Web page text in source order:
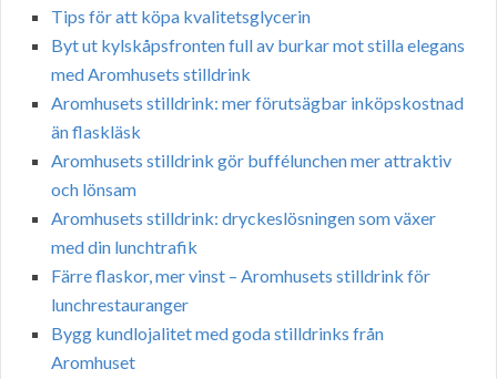
Tips för att köpa kvalitetsglycerin
Byt ut kylskåpsfronten full av burkar mot stilla elegans
med Aromhusets stilldrink
Aromhusets stilldrink: mer förutsägbar inköpskostnad
än flaskläsk
Aromhusets stilldrink gör buffélunchen mer attraktiv
och lönsam
Aromhusets stilldrink: dryckeslösningen som växer
med din lunchtrafik
Färre flaskor, mer vinst – Aromhusets stilldrink för
lunchrestauranger
Bygg kundlojalitet med goda stilldrinks från
Aromhuset